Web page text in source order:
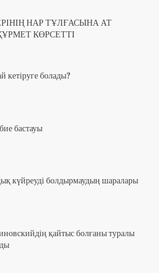
НАР ТҰЛҒАСЫНА АТ
КӨРСЕТТІ
кетіруге болады?
бастауы
күйреуді болдырмаудың шаралары
қайтыс болғаны туралы